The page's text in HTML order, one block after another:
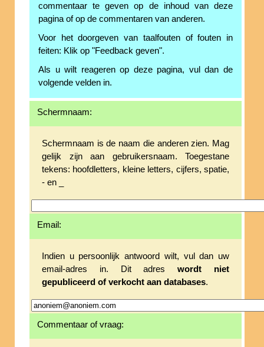
commentaar te geven op de inhoud van deze
pagina of op de commentaren van anderen.
Voor het doorgeven van taalfouten of fouten in
feiten: Klik op "Feedback geven".
Als u wilt reageren op deze pagina, vul dan de
volgende velden in.
Schermnaam:
Schermnaam is de naam die anderen zien. Mag
gelijk zijn aan gebruikersnaam. Toegestane
tekens: hoofdletters, kleine letters, cijfers, spatie,
- en _
Email:
Indien u persoonlijk antwoord wilt, vul dan uw
email-adres in. Dit adreswordt niet
gepubliceerd of verkocht aan databases.
Commentaar of vraag: